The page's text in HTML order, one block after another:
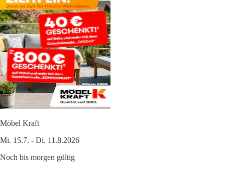
Möbel Kraft
Mi. 15.7. - Di. 11.8.2026
Noch bis morgen gültig